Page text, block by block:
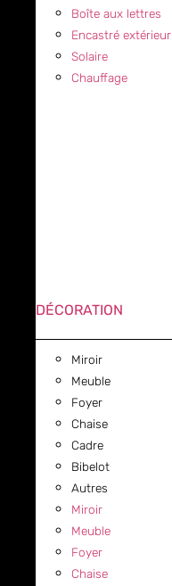
Boîte aux lettres
Encastré extérieur
Solaire
Chauffage
DÉCORATION
Miroir
Meuble
Foyer
Chaise
Cadre
Bibelot
Autres
Miroir
Meuble
Foyer
Chaise